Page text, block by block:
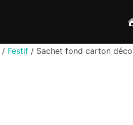
/ Festif / Sachet fond carton